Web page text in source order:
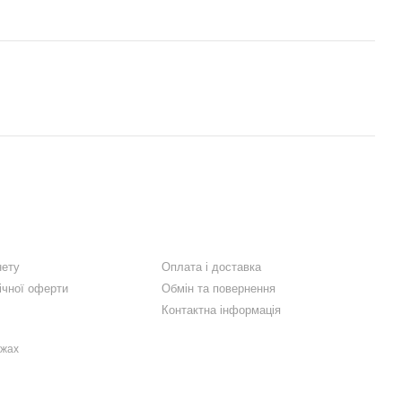
оферти
Оплата і доставка
Обмін та повернення
Контактна інформація